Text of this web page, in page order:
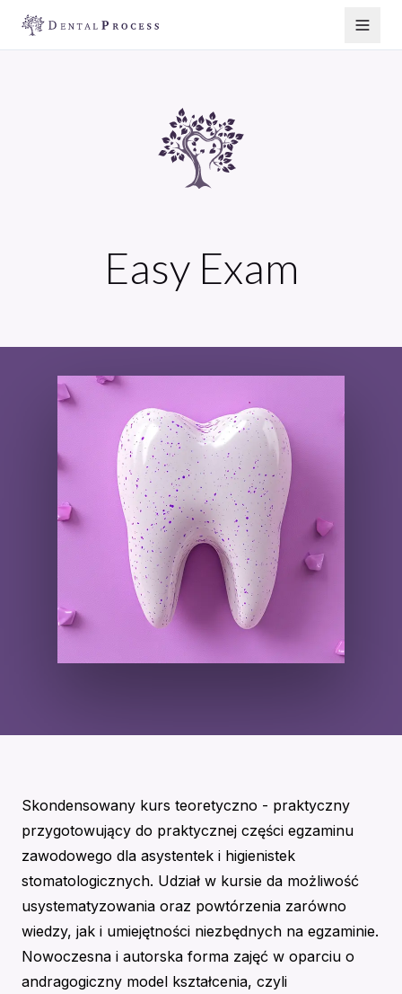
Easy Exam
Skondensowany kurs teoretyczno - praktyczny
przygotowujący do praktycznej części egzaminu
zawodowego dla asystentek i higienistek
stomatologicznych. Udział w kursie da możliwość
usystematyzowania oraz powtórzenia zarówno
wiedzy, jak i umiejętności niezbędnych na egzaminie.
Nowoczesna i autorska forma zajęć w oparciu o
andragogiczny model kształcenia, czyli